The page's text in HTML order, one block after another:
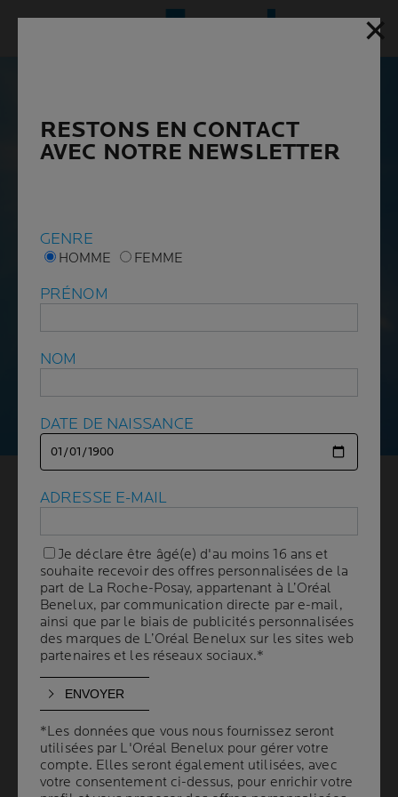
ALLERGIE À LA CRÈME
SOLAIRE :
COMMENT L'ÉVITER ?
5 min. de lecture | By La Roche-Posay| 28 janvier 2025
Le soleil est un allié de taille et présente de multiples
bienfaits pour la peau, à condition que celle-ci soit
protégée. Et le rayonnement solaire peut non
seulement provoquer des maladies graves et un
photovieillissement, mais aussi des réactions
allergiques. Mais saviez-vous qu’il existe des personnes
allergiques aux crèmes solaires ?
✕
RESTONS EN CONTACT
AVEC NOTRE NEWSLETTER
GENRE
HOMME FEMME
PRÉNOM
NOM
DATE DE NAISSANCE
ADRESSE E-MAIL
Je déclare être âgé(e) d'au moins 16 ans et
souhaite recevoir des offres personnalisées de la
part de La Roche-Posay, appartenant à L’Oréal
Benelux, par communication directe par e-mail,
ainsi que par le biais de publicités personnalisées
des marques de L’Oréal Benelux sur les sites web
partenaires et les réseaux sociaux.*
*Les données que vous nous fournissez seront
utilisées par L'Oréal Benelux pour gérer votre
compte. Elles seront également utilisées, avec
votre consentement ci-dessus, pour enrichir votre
✕
RESTONS EN CONTACT
AVEC NOTRE NEWSLETTER
GENRE
HOMME FEMME
PRÉNOM
NOM
DATE DE NAISSANCE
ADRESSE E-MAIL
Je déclare être âgé(e) d'au moins 16 ans et
souhaite recevoir des offres personnalisées de la
part de La Roche-Posay, appartenant à L’Oréal
Benelux, par communication directe par e-mail,
ainsi que par le biais de publicités personnalisées
des marques de L’Oréal Benelux sur les sites web
partenaires et les réseaux sociaux.*
*Les données que vous nous fournissez seront
utilisées par L'Oréal Benelux pour gérer votre
compte. Elles seront également utilisées, avec
votre consentement ci-dessus, pour enrichir votre